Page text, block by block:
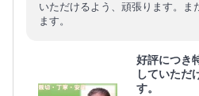
いただけるよう、頑張ります。ま
ます。
好評につき
していただ
す。